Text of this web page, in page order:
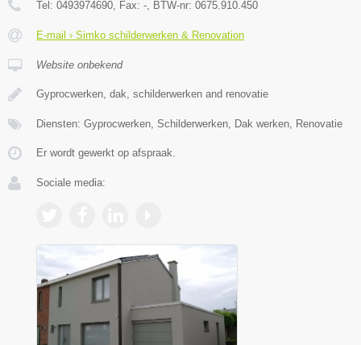
Tel: 0493974690, Fax: -, BTW-nr: 0675.910.450
E-mail › Simko schilderwerken & Renovation
Website onbekend
Gyprocwerken, dak, schilderwerken and renovatie
Diensten: Gyprocwerken, Schilderwerken, Dak werken, Renovatie
Er wordt gewerkt op afspraak.
Sociale media: